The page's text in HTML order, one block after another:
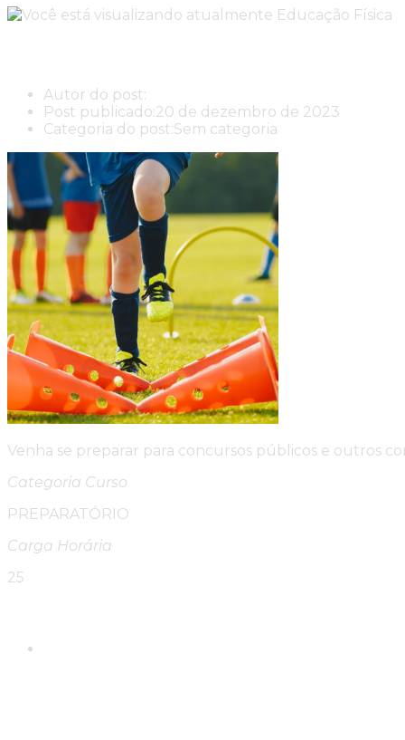
Autor do post:
Post publicado:20 de dezembro de 2023
Categoria do post:Sem categoria
Venha se preparar para concursos públicos e outros
Categoria Curso
PREPARATÓRIO
Carga Horária
25